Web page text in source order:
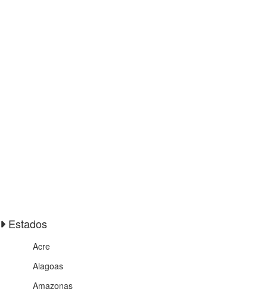
Estados
Acre
Alagoas
Amazonas